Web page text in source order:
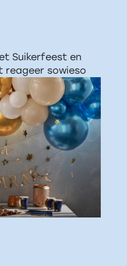
Suikerfeest en
reageer sowieso